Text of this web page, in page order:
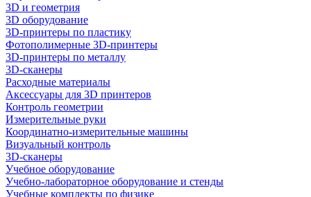
3D и геометрия
3D оборудование
3D-принтеры по пластику
Фотополимерные 3D-принтеры
3D-принтеры по металлу
3D-сканеры
Расходные материалы
Аксессуары для 3D принтеров
Контроль геометрии
Измерительные руки
Координатно-измерительные машины
Визуальный контроль
3D-сканеры
Учебное оборудование
Учебно-лабораторное оборудование и стенды
Учебные комплекты по физике